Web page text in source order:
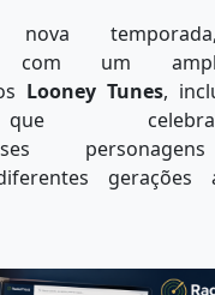
nova
um
Looney Tunes,